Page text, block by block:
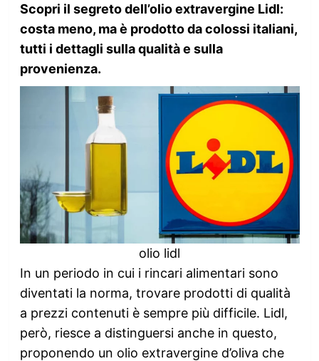
Scopri il segreto dell’olio extravergine Lidl:
costa meno, ma è prodotto da colossi italiani,
tutti i dettagli sulla qualità e sulla
provenienza.
olio lidl
In un periodo in cui i rincari alimentari sono
diventati la norma, trovare prodotti di qualità
a prezzi contenuti è sempre più difficile. Lidl,
però, riesce a distinguersi anche in questo,
proponendo un olio extravergine d’oliva che